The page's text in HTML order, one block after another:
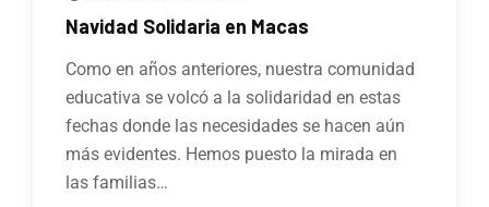
Navidad Solidaria en Macas
Como en años anteriores, nuestra comunidad
educativa se volcó a la solidaridad en estas
fechas donde las necesidades se hacen aún
más evidentes. Hemos puesto la mirada en
las familias…